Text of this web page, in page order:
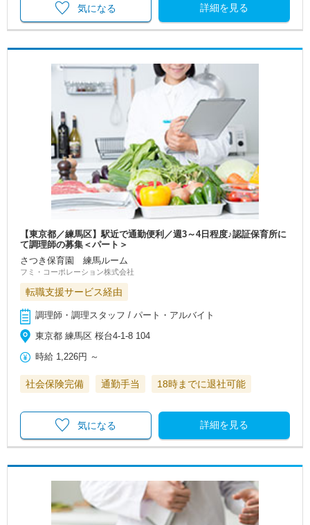
詳細を見る
気になる
【東京都／練馬区】駅近で通勤便利／週3～4日程度♪認証保育所に
て調理師の募集＜パート＞
さつき保育園 練馬ルーム
フミ・コーポレーション株式会社
転職支援サービス経由
調理師・調理スタッフ / パート・アルバイト
東京都 練馬区 桜台4-1-8 104
時給 1,226円 ～
社会保険完備 通勤手当 18時までに退社可能
詳細を見る
気になる